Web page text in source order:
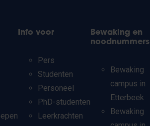
Info voor
Pers
Studenten
Personeel
PhD-studenten
Leerkrachten
Bewaking en
noodnummers
Bewaking
campus in
Etterbeek
Bewaking